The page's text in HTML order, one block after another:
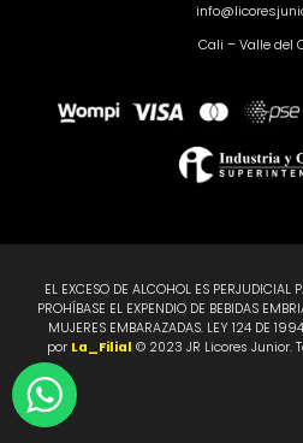
Cali – Valle del
EL EXCESO DE ALCOHOL ES
PROHÍBASE EL EXPENDIO DE BEBIDAS
MUJERES EMBARAZADAS. LEY 124 DE
por La_Filial © 2023 JR Licores Junior.